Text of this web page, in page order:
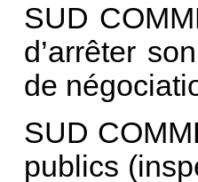
SUD
d’arrêter
de
SUD
publics